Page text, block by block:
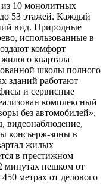
10 монолитных
53 этажей. Каждый
вид. Природные
использованные в
комфорт
квартала
школы полного
зданий работают
и сервисные
комплексный
без автомобилей»,
видеонаблюдение,
консьерж-зоны в
жилых
в престижном
пешком от
метрах от делового